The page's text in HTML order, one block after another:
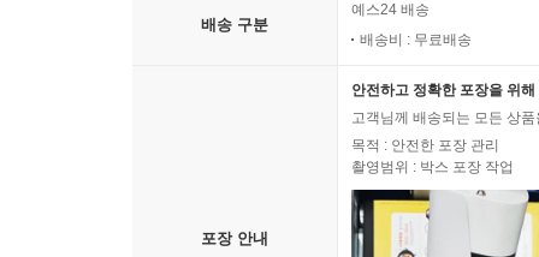
배송 구분
예스24 배송
배송비 : 무료배송
포장 안내
안전하고 정확한 포장을 위
고객님께 배송되는 모든 상
목적 : 안전한 포장 관리
촬영범위 : 박스 포장 작업